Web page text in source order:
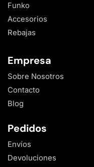
Funko
Accesorios
Rebajas
Empresa
Sobre Nosotros
Contacto
Blog
Pedidos
Envíos
Devoluciones